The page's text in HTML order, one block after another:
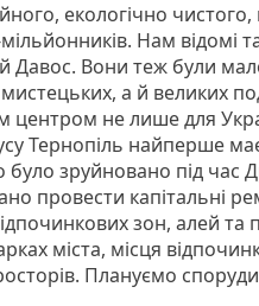
екологічно чистого,
Нам відомі
Давос. Вони теж були
а й великих
центром не лише для
Тернопіль найперше
зруйновано під час
провести капітальні
зон, алей та
міста, місця
Плануємо